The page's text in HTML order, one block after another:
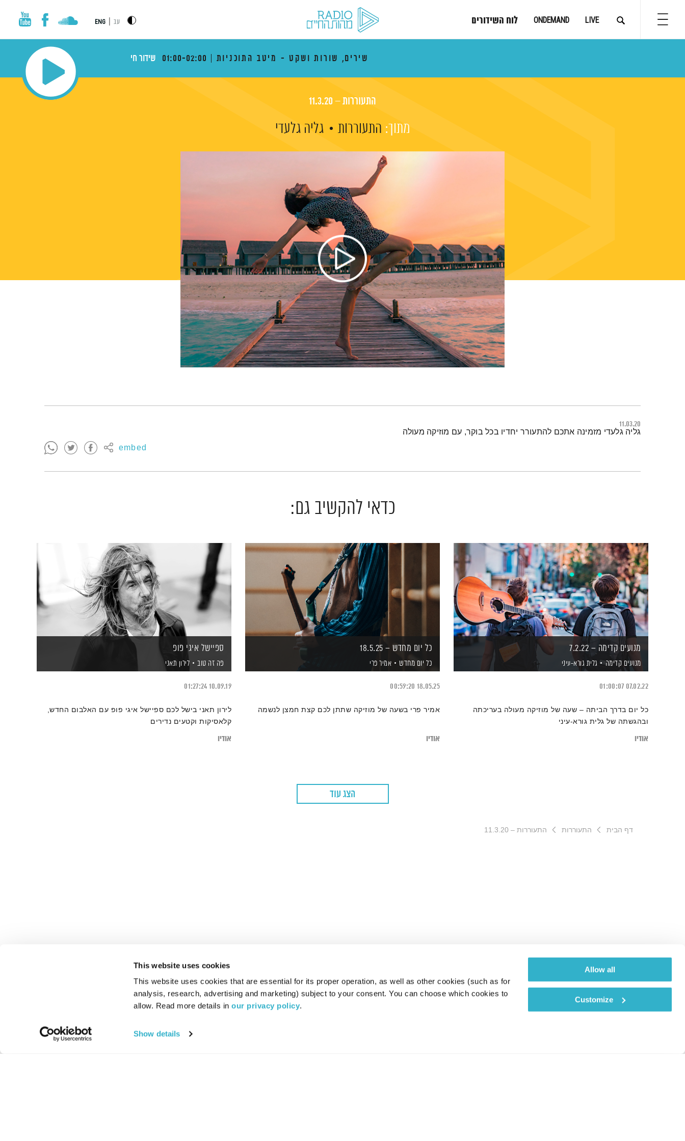
This website uses cookies
This website uses cookies that are essential for its proper operation, as well as other cookies (such as for
analysis, research, advertising and marketing) subject to your consent. You can choose which cookies to
allow. Read more details in our privacy policy.
Show details
Allow all
Customize
LIVE
ONDEMAND לוח השידורים עב ENG
שירים, שורות ושקט - מיטב התוכניות 01:00-02:00 שידור חי
התעוררות – 11.3.20
מתוך: התעוררות גליה גלעדי
11.03.20
embed
תמצית הפודקאסט
גליה גלעדי מזמינה אתכם להתעורר יחדיו בכל בוקר, עם מוזיקה מעולה
כדאי להקשיב גם:
מנועים קדימה – 7.2.22
מנועים קדימה גלית גורא-עיני
07.02.22
01:00:07
כל יום בדרך הביתה – שעה של מוזיקה מעולה בעריכתה
ובהגשתה של גלית גורא-עיני
אודיו
כל יום מחדש – 18.5.25
כל יום מחדש אמיר פרי
18.05.25
00:59:20
אמיר פרי בשעה של מוזיקה שתתן לכם קצת חמצן לנשמה
אודיו
ספיישל איגי פופ
פה זה טוב לירון תאני
10.09.19
01:27:24
לירון תאני בישל לכם ספיישל איגי פופ עם האלבום החדש,
קלאסיקות וקטעים נדירים
אודיו
הצג עוד
דף הבית התעוררות התעוררות – 11.3.20